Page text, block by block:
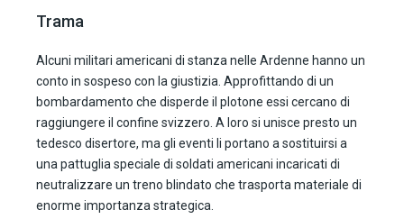
Trama
Alcuni militari americani di stanza nelle Ardenne hanno un
conto in sospeso con la giustizia. Approfittando di un
bombardamento che disperde il plotone essi cercano di
raggiungere il confine svizzero. A loro si unisce presto un
tedesco disertore, ma gli eventi li portano a sostituirsi a
una pattuglia speciale di soldati americani incaricati di
neutralizzare un treno blindato che trasporta materiale di
enorme importanza strategica.